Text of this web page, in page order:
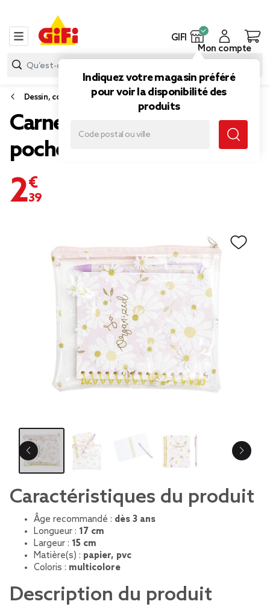
GIFI
Indiquez votre magasin préféré
pour voir la disponibilité des
produits
Mon compte
Dessin, coloriage et peinture
Carnet avec stylo et
pochette
2,39 €
Caractéristiques du produit
Âge recommandé : dès 3 ans
Longueur : 17 cm
Largeur : 15 cm
Matière(s) : papier, pvc
Coloris : multicolore
Description du produit